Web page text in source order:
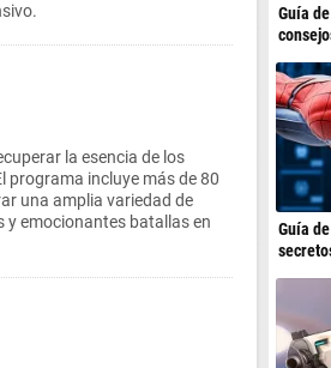
la esencia de los
programa incluye más de 80
una amplia variedad de
y emocionantes batallas en
Guía
Guía